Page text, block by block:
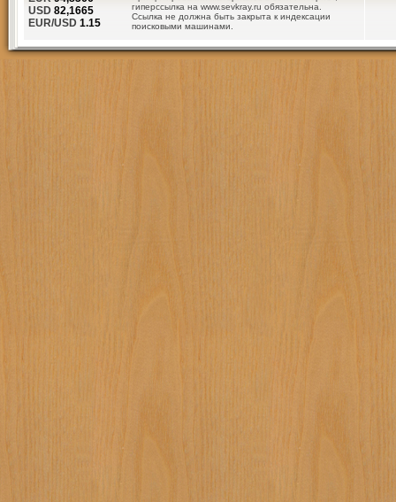
гиперссылка на www.sevkray.ru обязательна.
Ссылка не должна быть закрыта к индексации
поисковыми машинами.
USD 82,1665
EUR/USD 1.15